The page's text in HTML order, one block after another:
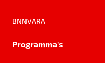
BNNVARA
Programma's